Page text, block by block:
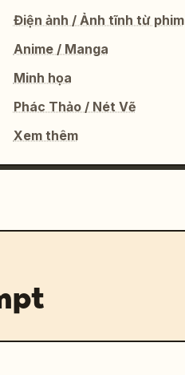
Điện ảnh / Ảnh tĩnh từ phim
Anime / Manga
Minh họa
Phác Thảo / Nét Vẽ
Xem thêm